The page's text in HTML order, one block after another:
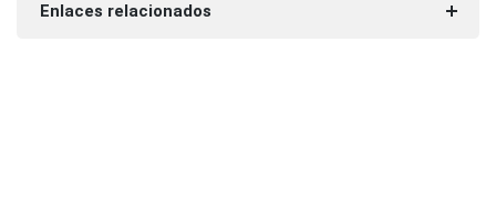
Enlaces relacionados